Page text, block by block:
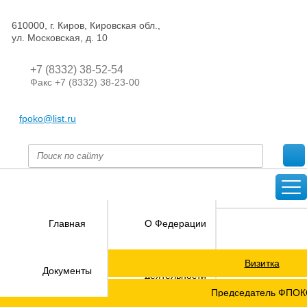
610000, г. Киров, Кировская обл.,
ул. Московская, д. 10
+7 (8332) 38-52-54
Факс +7 (8332) 38-23-00
fpoko@list.ru
Главная О Федерации
Визитка
Председатель
Документы
деятельности